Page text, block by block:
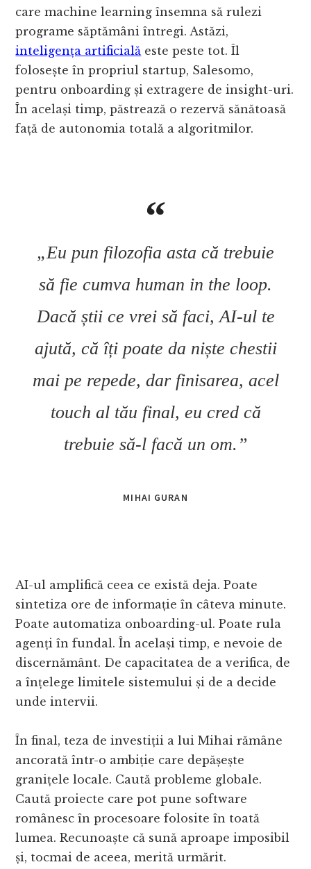
care machine learning însemna să rulezi
programe săptămâni întregi. Astăzi,
inteligența artificială este peste tot. Îl
folosește în propriul startup, Salesomo,
pentru onboarding și extragere de insight-uri.
În același timp, păstrează o rezervă sănătoasă
față de autonomia totală a algoritmilor.
„Eu pun filozofia asta că trebuie
să fie cumva human in the loop.
Dacă știi ce vrei să faci, AI-ul te
ajută, că îți poate da niște chestii
mai pe repede, dar finisarea, acel
touch al tău final, eu cred că
trebuie să-l facă un om.”
MIHAI GURAN
AI-ul amplifică ceea ce există deja. Poate
sintetiza ore de informație în câteva minute.
Poate automatiza onboarding-ul. Poate rula
agenți în fundal. În același timp, e nevoie de
discernământ. De capacitatea de a verifica, de
a înțelege limitele sistemului și de a decide
unde intervii.
În final, teza de investiții a lui Mihai rămâne
ancorată într-o ambiție care depășește
granițele locale. Caută probleme globale.
Caută proiecte care pot pune software
românesc în procesoare folosite în toată
lumea. Recunoaște că sună aproape imposibil
și, tocmai de aceea, merită urmărit.